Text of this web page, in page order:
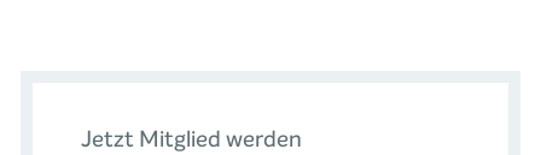
Jetzt Mitglied werden